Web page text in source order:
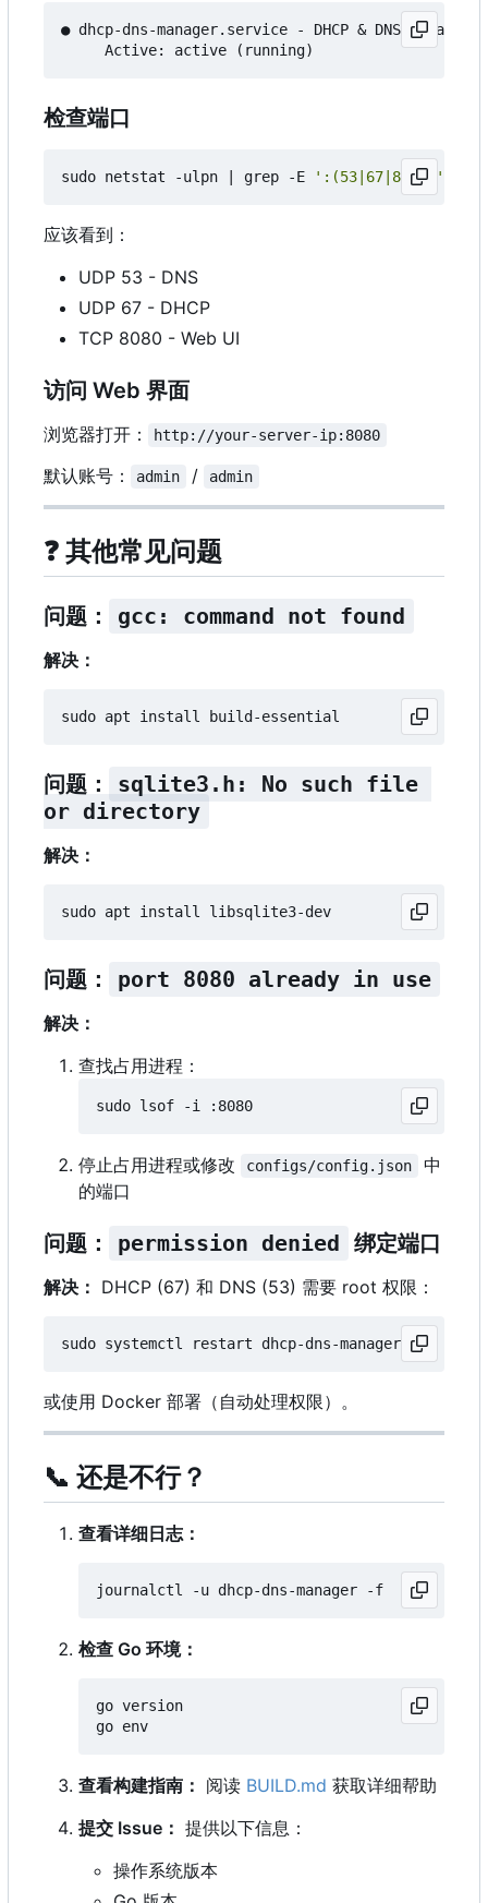
● dhcp-dns-manager.service - DHCP & DNS Manager
检查端口
sudo netstat -ulpn grep -E ':(53|67|8080)'
应该看到：
UDP 53 - DNS
UDP 67 - DHCP
TCP 8080 - Web UI
访问 Web 界面
浏览器打开： http://your-server-ip:8080
默认账号： admin / admin
❓ 其他常见问题
问题： gcc: command not found
解决：
问题：
sqlite3.h: No such file
or directory
解决：
问题： port 8080 already in use
解决：
查找占用进程：
停止占用进程或修改 configs/config.json
中
的端口
问题： permission denied 绑定端口
解决： DHCP (67) 和 DNS (53) 需要 root 权限：
或使用 Docker 部署（自动处理权限）。
📞 还是不行？
查看详细日志：
检查 Go 环境：
go version
查看构建指南： 阅读 BUILD.md 获取详细帮助
提交 Issue ： 提供以下信息：
操作系统版本